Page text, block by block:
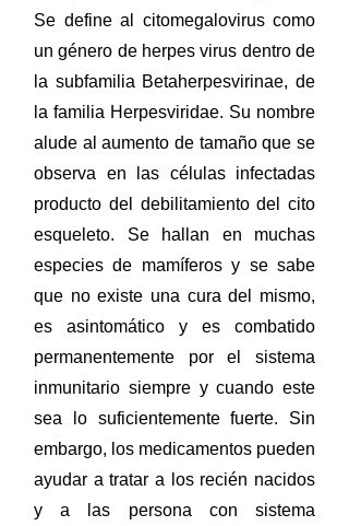
Se define al citomegalovirus como
un género de herpes virus dentro de
la subfamilia Betaherpesvirinae, de
la familia Herpesviridae. Su nombre
alude al aumento de tamaño que se
observa en las células infectadas
producto del debilitamiento del cito
esqueleto. Se hallan en muchas
especies de mamíferos y se sabe
que no existe una cura del mismo,
es asintomático y es combatido
permanentemente por el sistema
inmunitario siempre y cuando este
sea lo suficientemente fuerte. Sin
embargo, los medicamentos pueden
ayudar a tratar a los recién nacidos
y a las persona con sistema